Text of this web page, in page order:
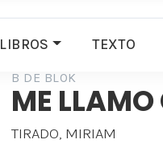
LIBROS TEXTO
B DE BLOK
ME
TIRADO, MIRIAM